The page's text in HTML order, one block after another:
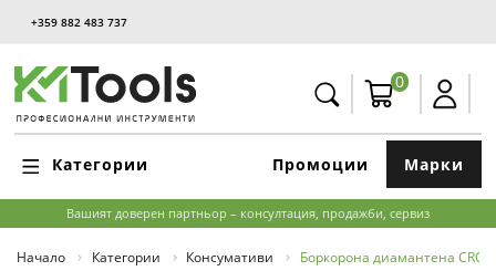
+359 882 483 737
0
Категории Марки
Промоции
Вашият доверен партньор – консултация, продажби, сервиз
Начало Категории Консумативи Боркорона диамантeна